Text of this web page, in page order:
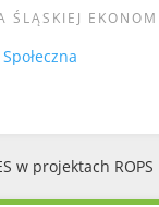
ŚLĄSKIEJ
w projektach ROPS